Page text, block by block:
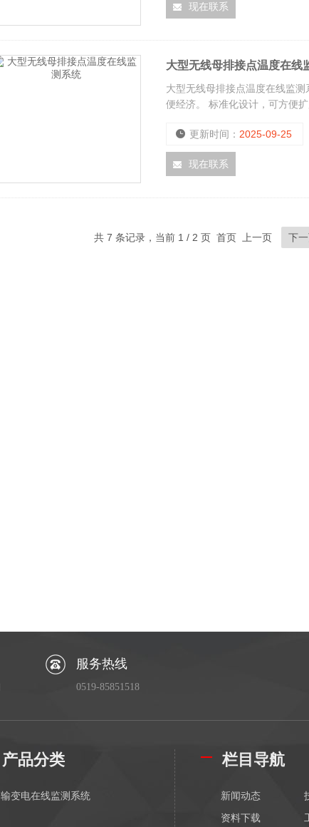
现在联系
大型无线母排接点温度在线
大型无线母排接点温度在线监
便经济。 标准化设计，可方便
准确性高。
更新时间： 2025-09-25
现在联系
共 7 条记录，当前 1 / 2 页 首页 上一页 下
服务热线
0519-85851518
产品分类
输变电在线监测系统
栏目导航
新闻动态
资料下载